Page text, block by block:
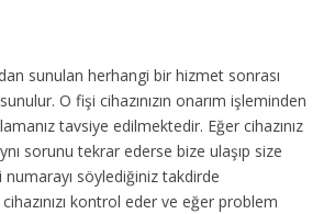
sunulan herhangi bir hizmet sonrası
O fişi cihazınızın onarım işleminden
tavsiye edilmektedir. Eğer cihazınız
sorunu tekrar ederse bize ulaşıp size
söylediğiniz takdirde
kontrol eder ve eğer problem